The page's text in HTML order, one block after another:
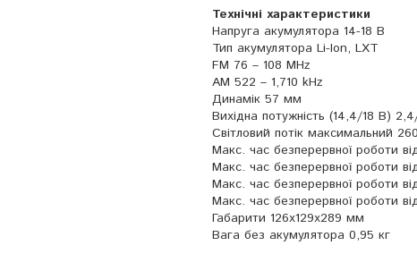
Технічні характеристики
Напруга акумулятора 14-18 В
Тип акумулятора Li-Ion, LXT
FM 76 – 108 MHz
AM 522 – 1,710 kHz
Динамік 57 мм
Вихідна потужність (14,4/18 В)
Світловий потік максимальний
Макс. час безперервної роботи
Макс. час безперервної роботи
Макс. час безперервної роботи
Макс. час безперервної роботи
Габарити 126x129x289 мм
Вага без акумулятора 0,95 кг